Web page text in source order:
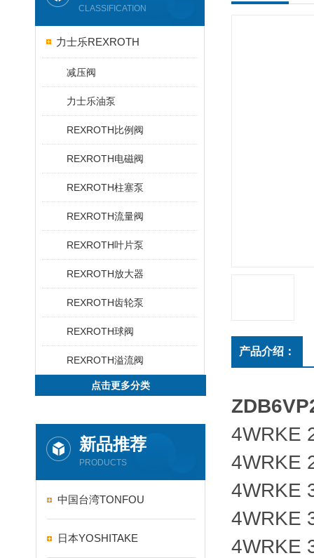
CLASSIFICATION
力士乐REXROTH
减压阀
力士乐油泵
REXROTH比例阀
REXROTH电磁阀
REXROTH柱塞泵
REXROTH流量阀
REXROTH叶片泵
REXROTH放大器
REXROTH齿轮泵
REXROTH球阀
REXROTH溢流阀
点击更多分类
新品推荐
PRODUCTS
中国台湾TONFOU
日本YOSHITAKE
产品介绍：
4WRKE
4WRKE
4WRKE
4WRKE
4WRKE